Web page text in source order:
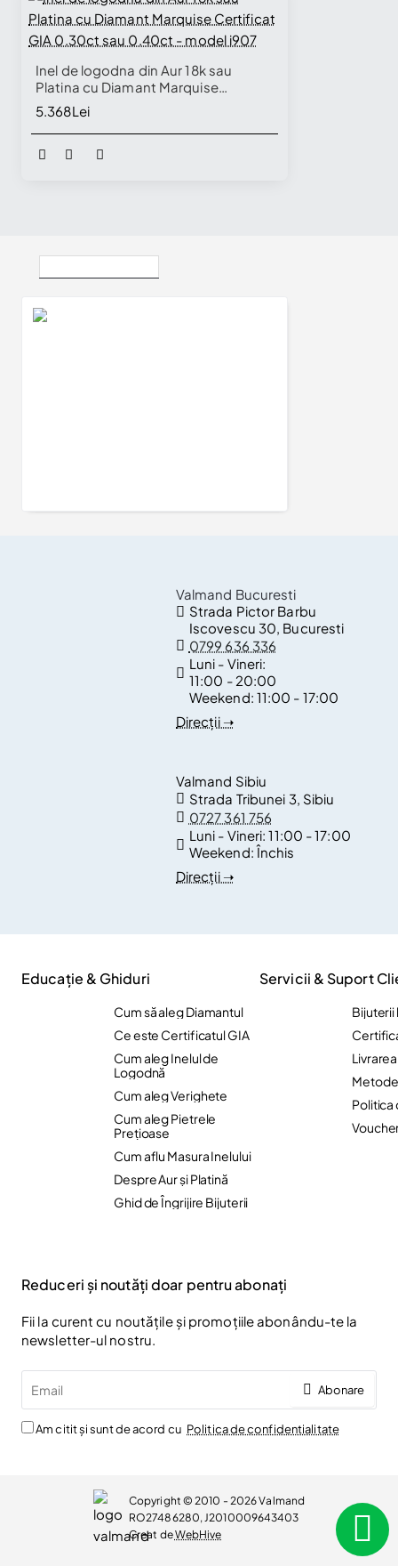
Inel de logodna din Aur 18k sau
Platina cu Diamant Marquise
Certificat GIA 0.30ct sau 0.40ct -
model i907
5.368Lei
Valmand Bucuresti
Strada Pictor Barbu
Iscovescu 30, Bucuresti
0799 636 336
Luni - Vineri:
11:00 - 20:00
Weekend: 11:00 - 17:00
Direcții ➝
Valmand Sibiu
Strada Tribunei 3, Sibiu
0727 361 756
Luni - Vineri:11:00 - 17:00
Weekend:Închis
Direcții ➝
Educație & Ghiduri
Cum să aleg Diamantul
Ce este Certificatul GIA
Cum aleg Inelul de
Logodnă
Cum aleg Verighete
Cum aleg Pietrele
Preţioase
Cum aflu Masura Inelului
Despre Aur și Platină
Ghid de Îngrijire Bijuterii
Servicii & Suport
Bijuterii
Politica
Reduceri și noutăți doar pentru abonați
Fii la curent cu noutățile și promoțiile abonându-te la
newsletter-ul nostru.
Abonare
Am citit și sunt de acord cu Politica de confidentialitate
Copyright © 2010 - 2026 Valmand
RO27486280, J2010009643403
Creat deWebHive